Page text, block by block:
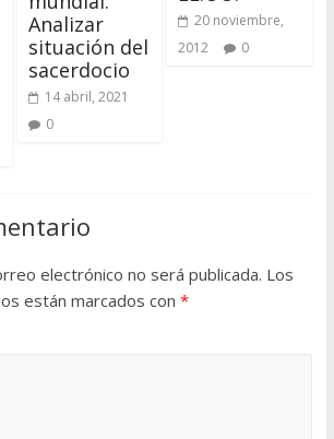
Analizar
situación del
sacerdocio
14 abril, 2021
0
20 noviembre,
2012
0
electrónico no será publicada. Los
están marcados con *